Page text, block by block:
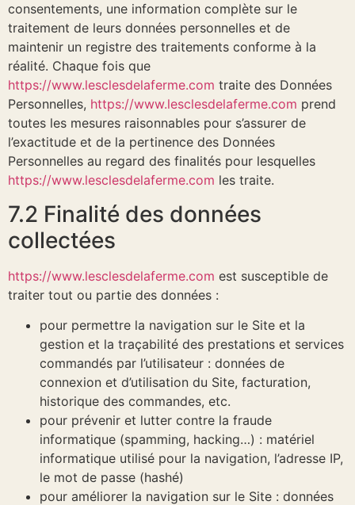
consentements, une information complète sur le
traitement de leurs données personnelles et de
maintenir un registre des traitements conforme à la
réalité. Chaque fois que
https://www.lesclesdelaferme.com traite des Données
Personnelles, https://www.lesclesdelaferme.com prend
toutes les mesures raisonnables pour s’assurer de
l’exactitude et de la pertinence des Données
Personnelles au regard des finalités pour lesquelles
https://www.lesclesdelaferme.com les traite.
7.2 Finalité des données
collectées
https://www.lesclesdelaferme.com est susceptible de
traiter tout ou partie des données :
pour permettre la navigation sur le Site et la
gestion et la traçabilité des prestations et services
commandés par l’utilisateur : données de
connexion et d’utilisation du Site, facturation,
historique des commandes, etc.
pour prévenir et lutter contre la fraude
informatique (spamming, hacking…) : matériel
informatique utilisé pour la navigation, l’adresse IP,
le mot de passe (hashé)
pour améliorer la navigation sur le Site : données